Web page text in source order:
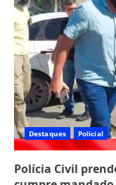
Destaques Policial
Polícia Civil